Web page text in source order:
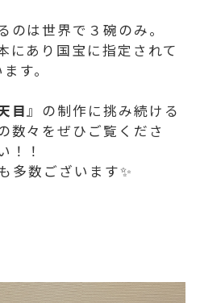
のは世界で３碗のみ。
にあり国宝に指定されて
す。
目』の制作に挑み続ける
数々をぜひご覧くださ
！！
多数ございます✨